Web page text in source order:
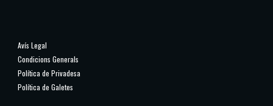
Avís Legal
Condicions Generals
Política de Privadesa
Política de Galetes